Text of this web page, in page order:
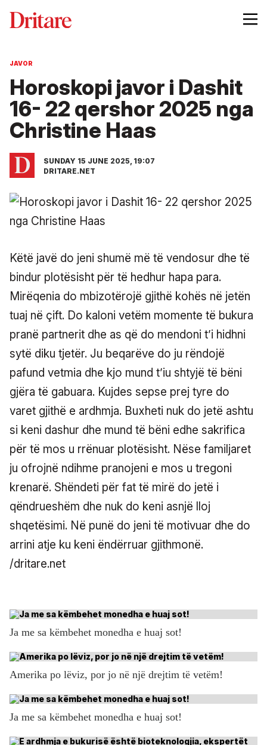
JAVOR
Horoskopi javor i Dashit
16- 22 qershor 2025 nga
Christine Haas
SUNDAY 15 JUNE 2025, 19:07
DRITARE.NET
Këtë javë do jeni shumë më të vendosur dhe të
bindur plotësisht për të hedhur hapa para.
Mirëqenia do mbizotërojë gjithë kohës në jetën
tuaj në çift. Do kaloni vetëm momente të bukura
pranë partnerit dhe as që do mendoni t’i hidhni
sytë diku tjetër. Ju beqarëve do ju rëndojë
pafund vetmia dhe kjo mund t’iu shtyjë të bëni
gjëra të gabuara. Kujdes sepse prej tyre do
varet gjithë e ardhmja. Buxheti nuk do jetë ashtu
si keni dashur dhe mund të bëni edhe sakrifica
për të mos u rrënuar plotësisht. Nëse familjaret
ju ofrojnë ndihme pranojeni e mos u tregoni
krenarë. Shëndeti për fat të mirë do jetë i
qëndrueshëm dhe nuk do keni asnjë lloj
shqetësimi. Në punë do jeni të motivuar dhe do
arrini atje ku keni ëndërruar gjithmonë.
/dritare.net
Ja me sa këmbehet monedha e huaj sot!
Amerika po lëviz, por jo në një drejtim të vetëm!
Ja me sa këmbehet monedha e huaj sot!